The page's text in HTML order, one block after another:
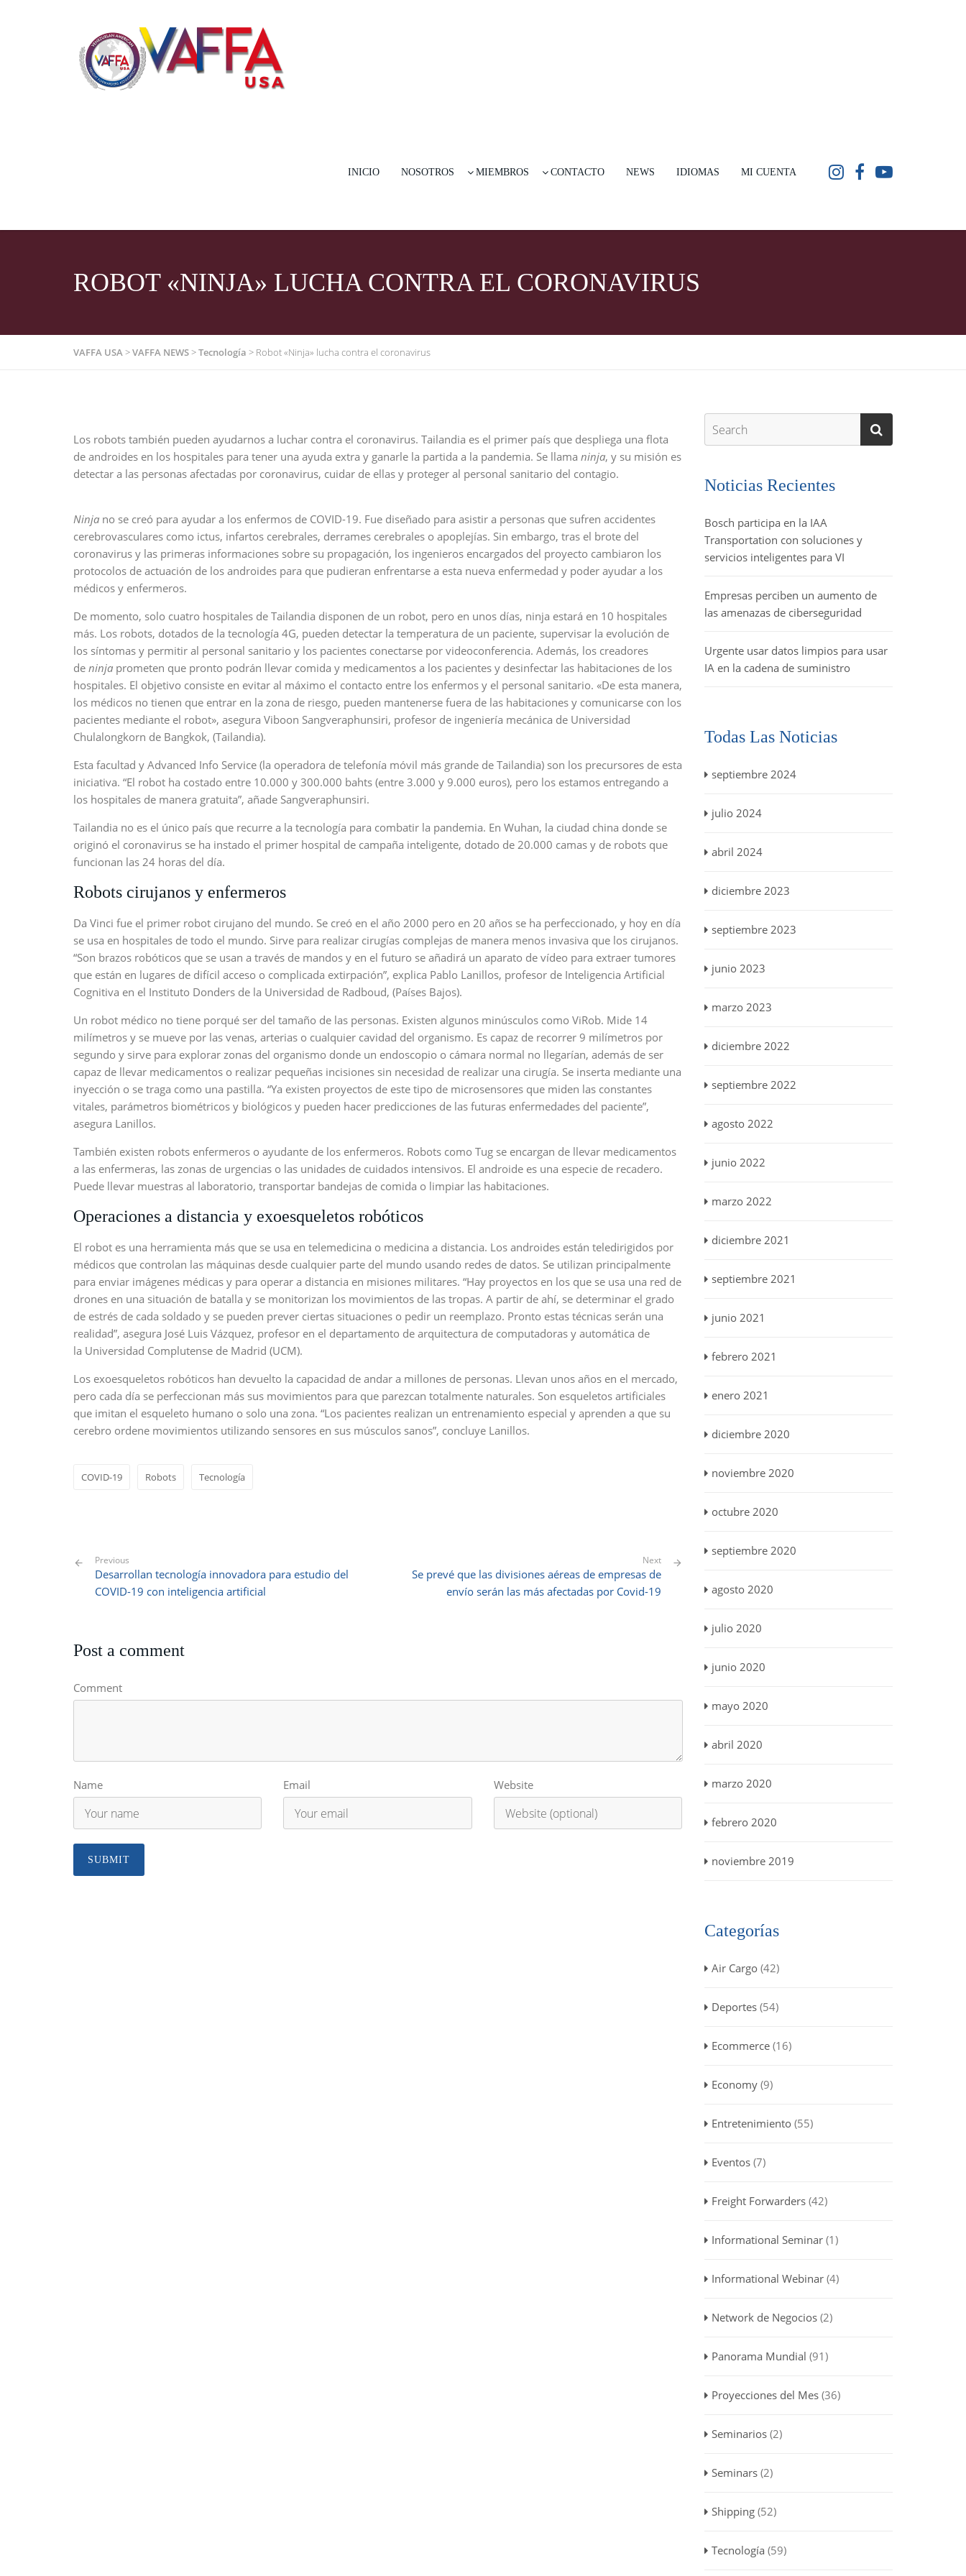
INICIO NOSOTROS MIEMBROS CONTACTO NEWS IDIOMAS MI CUENTA
ROBOT «NINJA» LUCHA CONTRA EL CORONAVIRUS
VAFFA USA>VAFFA NEWS>Tecnología > Robot «Ninja» lucha contra el coronavirus
Los robots también pueden ayudarnos a luchar contra el coronavirus. Tailandia es el primer país que despliega una flota
de androides en los hospitales para tener una ayuda extra y ganarle la partida a la pandemia. Se llama ninja, y su misión es
detectar a las personas afectadas por coronavirus, cuidar de ellas y proteger al personal sanitario del contagio.
Ninja no se creó para ayudar a los enfermos de COVID-19. Fue diseñado para asistir a personas que sufren accidentes
cerebrovasculares como ictus, infartos cerebrales, derrames cerebrales o apoplejías. Sin embargo, tras el brote del
coronavirus y las primeras informaciones sobre su propagación, los ingenieros encargados del proyecto cambiaron los
protocolos de actuación de los androides para que pudieran enfrentarse a esta nueva enfermedad y poder ayudar a los
médicos y enfermeros.
De momento, solo cuatro hospitales de Tailandia disponen de un robot, pero en unos días, ninja estará en 10 hospitales
más. Los robots, dotados de la tecnología 4G, pueden detectar la temperatura de un paciente, supervisar la evolución de
los síntomas y permitir al personal sanitario y los pacientes conectarse por videoconferencia. Además, los creadores
de ninja prometen que pronto podrán llevar comida y medicamentos a los pacientes y desinfectar las habitaciones de los
hospitales. El objetivo consiste en evitar al máximo el contacto entre los enfermos y el personal sanitario. «De esta manera,
los médicos no tienen que entrar en la zona de riesgo, pueden mantenerse fuera de las habitaciones y comunicarse con los
pacientes mediante el robot», asegura Viboon Sangveraphunsiri, profesor de ingeniería mecánica de Universidad
Chulalongkorn de Bangkok, (Tailandia).
Esta facultad y Advanced Info Service (la operadora de telefonía móvil más grande de Tailandia) son los precursores de esta
iniciativa. “El robot ha costado entre 10.000 y 300.000 bahts (entre 3.000 y 9.000 euros), pero los estamos entregando a
los hospitales de manera gratuita”, añade Sangveraphunsiri.
Tailandia no es el único país que recurre a la tecnología para combatir la pandemia. En Wuhan, la ciudad china donde se
originó el coronavirus se ha instado el primer hospital de campaña inteligente, dotado de 20.000 camas y de robots que
funcionan las 24 horas del día.
Robots cirujanos y enfermeros
Da Vinci fue el primer robot cirujano del mundo. Se creó en el año 2000 pero en 20 años se ha perfeccionado, y hoy en día
se usa en hospitales de todo el mundo. Sirve para realizar cirugías complejas de manera menos invasiva que los cirujanos.
“Son brazos robóticos que se usan a través de mandos y en el futuro se añadirá un aparato de vídeo para extraer tumores
que están en lugares de difícil acceso o complicada extirpación”, explica Pablo Lanillos, profesor de Inteligencia Artificial
Cognitiva en el Instituto Donders de la Universidad de Radboud, (Países Bajos).
Un robot médico no tiene porqué ser del tamaño de las personas. Existen algunos minúsculos como ViRob. Mide 14
milímetros y se mueve por las venas, arterias o cualquier cavidad del organismo. Es capaz de recorrer 9 milímetros por
segundo y sirve para explorar zonas del organismo donde un endoscopio o cámara normal no llegarían, además de ser
capaz de llevar medicamentos o realizar pequeñas incisiones sin necesidad de realizar una cirugía. Se inserta mediante una
inyección o se traga como una pastilla. “Ya existen proyectos de este tipo de microsensores que miden las constantes
vitales, parámetros biométricos y biológicos y pueden hacer predicciones de las futuras enfermedades del paciente”,
asegura Lanillos.
También existen robots enfermeros o ayudante de los enfermeros. Robots como Tug se encargan de llevar medicamentos
a las enfermeras, las zonas de urgencias o las unidades de cuidados intensivos. El androide es una especie de recadero.
Puede llevar muestras al laboratorio, transportar bandejas de comida o limpiar las habitaciones.
Operaciones a distancia y exoesqueletos robóticos
El robot es una herramienta más que se usa en telemedicina o medicina a distancia. Los androides están teledirigidos por
médicos que controlan las máquinas desde cualquier parte del mundo usando redes de datos. Se utilizan principalmente
para enviar imágenes médicas y para operar a distancia en misiones militares. “Hay proyectos en los que se usa una red de
drones en una situación de batalla y se monitorizan los movimientos de las tropas. A partir de ahí, se determinar el grado
de estrés de cada soldado y se pueden prever ciertas situaciones o pedir un reemplazo. Pronto estas técnicas serán una
realidad”, asegura José Luis Vázquez, profesor en el departamento de arquitectura de computadoras y automática de
la Universidad Complutense de Madrid (UCM).
Los exoesqueletos robóticos han devuelto la capacidad de andar a millones de personas. Llevan unos años en el mercado,
pero cada día se perfeccionan más sus movimientos para que parezcan totalmente naturales. Son esqueletos artificiales
que imitan el esqueleto humano o solo una zona. “Los pacientes realizan un entrenamiento especial y aprenden a que su
cerebro ordene movimientos utilizando sensores en sus músculos sanos”, concluye Lanillos.
COVID-19 Robots Tecnología
Previous
Desarrollan tecnología innovadora para estudio del
COVID-19 con inteligencia artificial
Next
Se prevé que las divisiones aéreas de empresas de
envío serán las más afectadas por Covid-19
Post a comment
Comment
Name Email Website
Noticias Recientes
Bosch participa en la IAA
Transportation con soluciones y
servicios inteligentes para VI
Empresas perciben un aumento de
las amenazas de ciberseguridad
Urgente usar datos limpios para usar
IA en la cadena de suministro
Todas Las Noticias
septiembre 2024
julio 2024
abril 2024
diciembre 2023
septiembre 2023
junio 2023
marzo 2023
diciembre 2022
septiembre 2022
agosto 2022
junio 2022
marzo 2022
diciembre 2021
septiembre 2021
junio 2021
febrero 2021
enero 2021
diciembre 2020
noviembre 2020
octubre 2020
septiembre 2020
agosto 2020
julio 2020
junio 2020
mayo 2020
abril 2020
marzo 2020
febrero 2020
noviembre 2019
Categorías
Air Cargo(42)
Deportes(54)
Ecommerce(16)
Economy(9)
Entretenimiento(55)
Eventos(7)
Freight Forwarders(42)
Informational Seminar(1)
Informational Webinar(4)
Network de Negocios(2)
Panorama Mundial (91)
Proyecciones del Mes(36)
Seminarios(2)
Seminars(2)
Shipping(52)
Tecnología (59)